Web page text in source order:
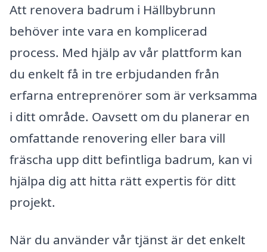
Att renovera badrum i Hällbybrunn
behöver inte vara en komplicerad
process. Med hjälp av vår plattform kan
du enkelt få in tre erbjudanden från
erfarna entreprenörer som är verksamma
i ditt område. Oavsett om du planerar en
omfattande renovering eller bara vill
fräscha upp ditt befintliga badrum, kan vi
hjälpa dig att hitta rätt expertis för ditt
projekt.
När du använder vår tjänst är det enkelt